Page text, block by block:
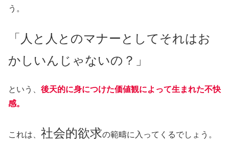
う。
「人と人とのマナーとしてそれはお
かしいんじゃないの？」
という、 後天的に身につけた価値観によって生まれた不快
感。
これは、 社会的欲求の範疇に入ってくるでしょう。